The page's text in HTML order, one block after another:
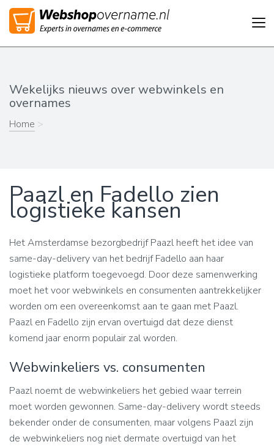
Wekelijks nieuws over webwinkels en
overnames
Home >
Paazl en Fadello zien
logistieke kansen
Het Amsterdamse bezorgbedrijf Paazl heeft het idee van
same-day-delivery van het bedrijf Fadello aan haar
logistieke platform toegevoegd. Door deze samenwerking
moet het voor webwinkels en consumenten aantrekkelijker
worden om een overeenkomst aan te gaan met Paazl.
Paazl en Fadello zijn ervan overtuigd dat deze dienst
komend jaar enorm populair zal worden.
Webwinkeliers vs. consumenten
Paazl noemt de webwinkeliers het gebied waar terrein
moet worden gewonnen. Same-day-delivery wordt steeds
bekender onder de consumenten, maar volgens Paazl zijn
de webwinkeliers nog niet dermate overtuigd van het